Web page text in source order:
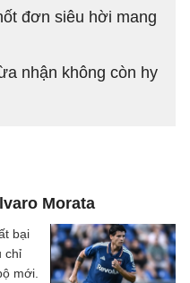
đơn siêu hời mang
nhận không còn hy
Morata
bại
chỉ
mới.